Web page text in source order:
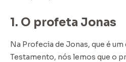
1. O profeta Jonas
Na Profecia de Jonas, que é
Testamento, nós lemos que o